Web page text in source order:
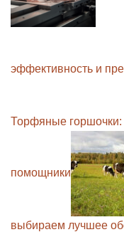
эффективность и
Торфяные горшочки:
помощники
выбираем лучшее